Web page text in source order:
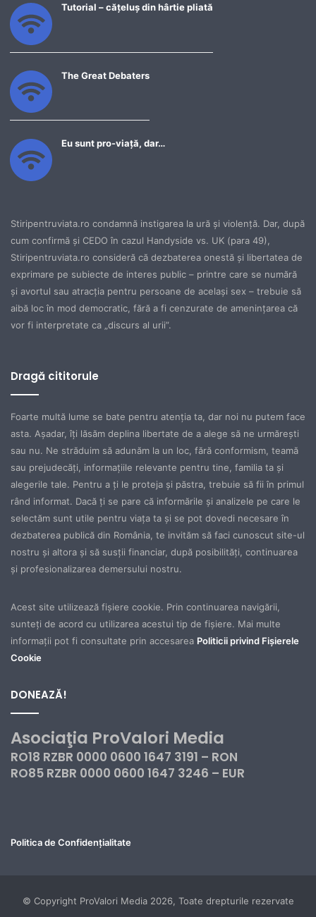
Tutorial – cățeluș din hârtie pliată
The Great Debaters
Eu sunt pro-viață, dar…
Stiripentruviata.ro condamnă instigarea la ură şi violenţă. Dar, după
cum confirmă şi CEDO în cazul Handyside vs. UK (para 49),
Stiripentruviata.ro consideră că dezbaterea onestă şi libertatea de
exprimare pe subiecte de interes public – printre care se numără
şi avortul sau atracţia pentru persoane de acelaşi sex – trebuie să
aibă loc în mod democratic, fără a fi cenzurate de ameninţarea că
vor fi interpretate ca „discurs al urii”.
Dragă cititorule
Foarte multă lume se bate pentru atenţia ta, dar noi nu putem face
asta. Aşadar, îţi lăsăm deplina libertate de a alege să ne urmăreşti
sau nu. Ne străduim să adunăm la un loc, fără conformism, teamă
sau prejudecăţi, informaţiile relevante pentru tine, familia ta şi
alegerile tale. Pentru a ţi le proteja şi păstra, trebuie să fii în primul
rând informat. Dacă ţi se pare că informările şi analizele pe care le
selectăm sunt utile pentru viaţa ta şi se pot dovedi necesare în
dezbaterea publică din România, te invităm să faci cunoscut site-ul
nostru şi altora şi să susţii financiar, după posibilităţi, continuarea
şi profesionalizarea demersului nostru.
Acest site utilizează fișiere cookie. Prin continuarea navigării,
sunteți de acord cu utilizarea acestui tip de fișiere. Mai multe
informații pot fi consultate prin accesarea Politicii privind Fișierele
Cookie
DONEAZĂ!
Asociaţia ProValori Media
RO18 RZBR 0000 0600 1647 3191 – RON
RO85 RZBR 0000 0600 1647 3246 – EUR
Politica de Confidențialitate
© Copyright ProValori Media 2026, Toate drepturile rezervate